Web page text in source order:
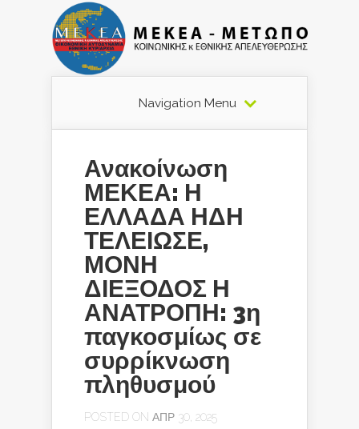
Navigation Menu
Ανακοίνωση
ΜΕΚΕΑ: Η
ΕΛΛΑΔΑ ΗΔΗ
ΤΕΛΕΙΩΣΕ,
ΜΟΝΗ
ΔΙΕΞΟΔΟΣ Η
ΑΝΑΤΡΟΠΗ: 3η
παγκοσμίως σε
συρρίκνωση
πληθυσμού
POSTED ON ΑΠΡ 30, 2025